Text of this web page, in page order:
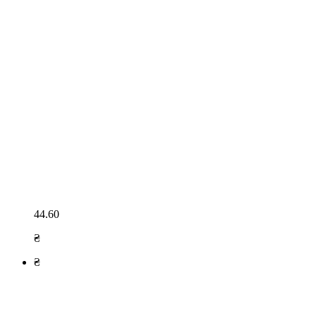
44.60
₴
₴